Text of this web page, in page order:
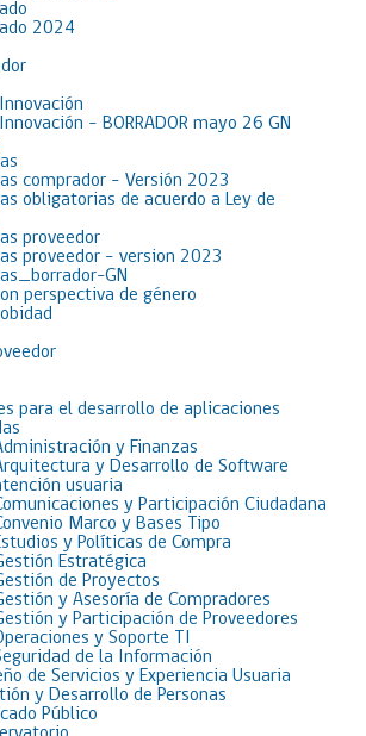
2024
– BORRADOR mayo 26 GN
comprador – Versión 2023
obligatorias de acuerdo a Ley de
proveedor
proveedor – version 2023
GN
perspectiva de género
para el desarrollo de aplicaciones
y Finanzas
y Desarrollo de Software
usuaria
y Participación Ciudadana
Marco y Bases Tipo
y Políticas de Compra
Estratégica
de Proyectos
y Asesoría de Compradores
y Participación de Proveedores
y Soporte TI
de la Información
de Servicios y Experiencia Usuaria
y Desarrollo de Personas
Público